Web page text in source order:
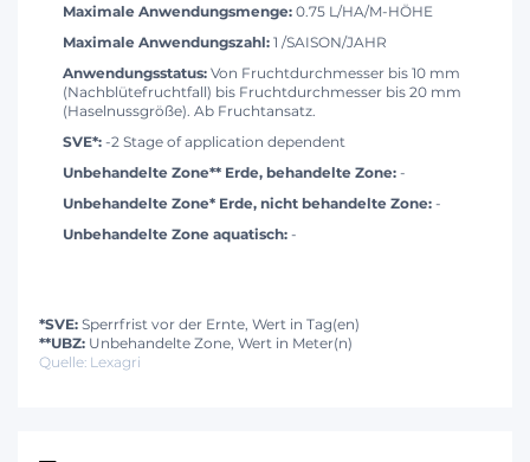
Maximale Anwendungsmenge: 0.75 L/HA/M-HÖHE
Maximale Anwendungszahl: 1 /SAISON/JAHR
Anwendungsstatus: Von Fruchtdurchmesser bis 10 mm
(Nachblütefruchtfall) bis Fruchtdurchmesser bis 20 mm
(Haselnussgröße). Ab Fruchtansatz.
SVE*: -2 Stage of application dependent
Unbehandelte Zone** Erde, behandelte Zone: -
Unbehandelte Zone* Erde, nicht behandelte Zone: -
Unbehandelte Zone aquatisch: -
*SVE: Sperrfrist vor der Ernte, Wert in Tag(en)
**UBZ: Unbehandelte Zone, Wert in Meter(n)
Quelle: Lexagri